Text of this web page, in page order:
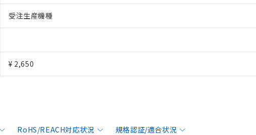
受注生産機種
¥ 2,650
RoHS/REACH対応状況 規格認証/適合状況